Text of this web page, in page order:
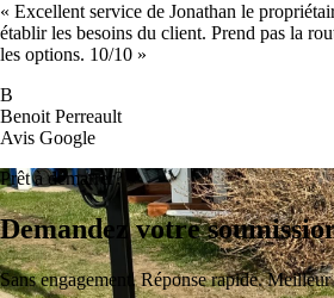
« Excellent service de Jonathan le
établir les besoins du client. Prend pas la
les options. 10/10 »
B
Benoit Perreault
Avis Google
Prêt à démarrer?
Demandez votre
Sans engagement. Réponse rapide. Meilleur